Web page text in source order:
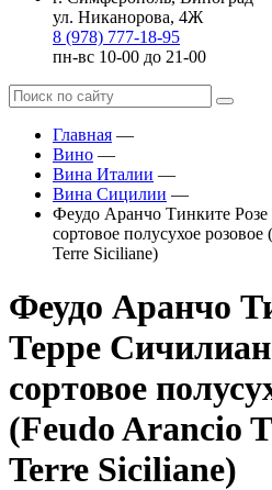
ул. Никанорова, 4Ж
8 (978) 777-18-95
пн-вс 10-00 до 21-00
Главная —
Вино —
Вина Италии —
Вина Сицилии —
Феудо Аранчо Тинките
сортовое полусухое
Terre Siciliane)
Феудо Аранчо
Терре
сортовое
(Feudo Arancio
Terre Siciliane)